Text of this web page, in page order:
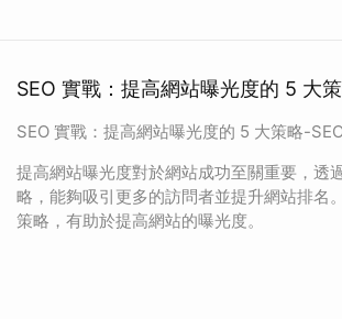
SEO 實戰：提高網站曝光度的 5 大
SEO 實戰：提高網站曝光度的 5 大策略-
提高網站曝光度對於網站成功至關重要，透
略，能夠吸引更多的訪問者並提升網站排名
策略，有助於提高網站的曝光度。